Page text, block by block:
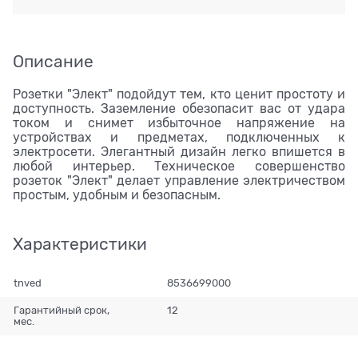
Описание
Розетки "Элект" подойдут тем, кто ценит простоту и
доступность. Заземление обезопасит вас от удара
током и снимет избыточное напряжение на
устройствах и предметах, подключенных к
электросети. Элегантный дизайн легко впишется в
любой интерьер. Техническое совершенство
розеток "Элект" делает управление электричеством
простым, удобным и безопасным.
Характеристики
tnved 8536699000
Гарантийный срок,
мес.
12